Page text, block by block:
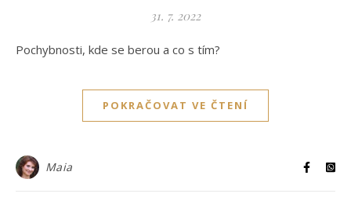
31. 7. 2022
Pochybnosti, kde se berou a co s tím?
POKRAČOVAT VE ČTENÍ
Maia